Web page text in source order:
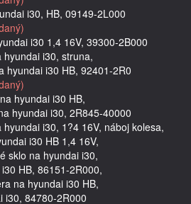
i30, HB, 09149-2L000
i30 1,4 16V, 39300-2B000
hyundai i30, struna,
hyundai i30 HB, 92401-2R0
hyundai i30 HB,
hyundai i30, 2R845-40000
i30, 1?4 16V, náboj kolesa,
i30 HB 1,4 16V,
sklo na hyundai i30,
HB, 86151-2R000,
na hyundai i30 HB,
i30, 84780-2R000